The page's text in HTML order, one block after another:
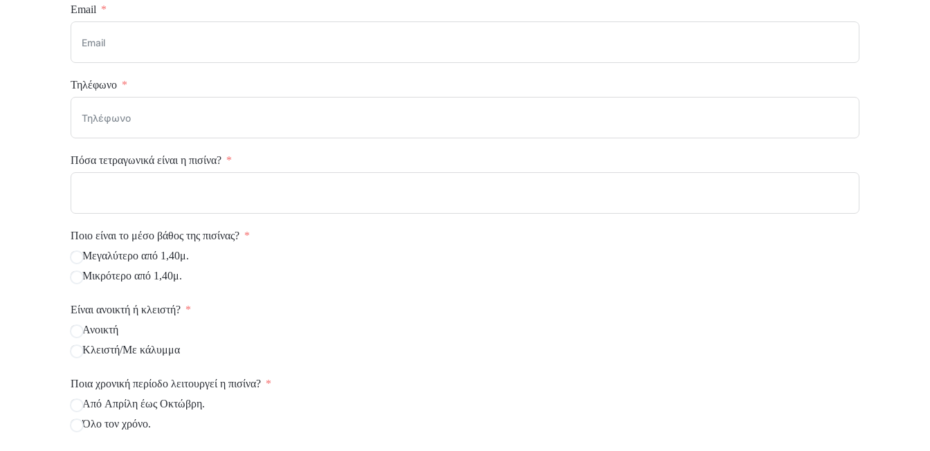
Σύστημα Πολυστρωματικής
Email
Τηλέφωνο
Πόσα τετραγωνικά είναι η πισίνα?
Ποιο είναι το μέσο βάθος της πισίνας?
Μεγαλύτερο από 1,40μ.
Μικρότερο από 1,40μ.
Είναι ανοικτή ή κλειστή?
Ανοικτή
Κλειστή/Με κάλυμμα
Ποια χρονική περίοδο λειτουργεί η πισίνα?
Από Απρίλη έως Οκτώβρη.
Όλο τον χρόνο.